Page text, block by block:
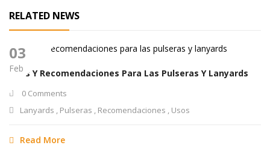
RELATED NEWS
03
Feb
Usos Y Recomendaciones Para Las Pulseras Y Lanyards
0 Comments
Lanyards , Pulseras , Recomendaciones , Usos
Read More